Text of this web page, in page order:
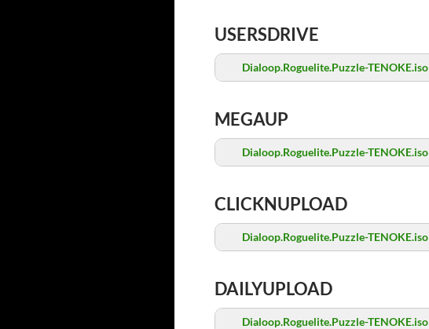
USERSDRIVE
Dialoop.Roguelite.Puzzle-TENOKE.iso
MEGAUP
Dialoop.Roguelite.Puzzle-TENOKE.iso
CLICKNUPLOAD
Dialoop.Roguelite.Puzzle-TENOKE.iso
DAILYUPLOAD
Dialoop.Roguelite.Puzzle-TENOKE.iso